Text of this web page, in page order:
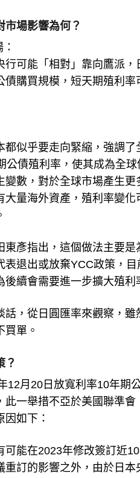
市場影響為何？
可能「相對」靠向鷹派，
購買規模，短天期殖利率
似乎要走向緊縮，強調了
債殖利率，使其成為全
變數，對於全球市場產生更
量海外資產，殖利率變
東彥指出，這個做法主要
表退出或放棄YCC政策，
後續會需要進一步擴大殖利
話，從日圓匯率來觀察，
買單。
？
12月20日放寬利率10年期
此一舉措不亞於美國聯準
如下：
可能在2023年修改簽訂近
重訂的影響之外，由於日